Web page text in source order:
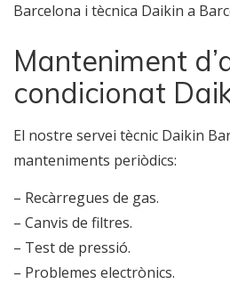
Barcelona i tècnica Daikin a
Manteniment
condicionat
El nostre servei tècnic Daikin
manteniments periòdics:
– Recàrregues de gas.
– Canvis de filtres.
– Test de pressió.
– Problemes electrònics.